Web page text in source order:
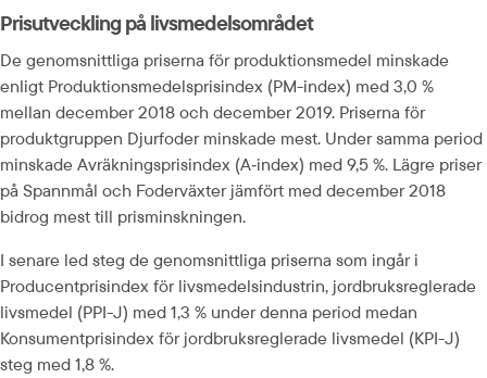
Prisutveckling på livsmedelsområdet
De genomsnittliga priserna för produktionsmedel minskade
enligt Produktionsmedelsprisindex (PM-index) med 3,0 %
mellan december 2018 och december 2019. Priserna för
produktgruppen Djurfoder minskade mest. Under samma period
minskade Avräkningsprisindex (A‑index) med 9,5 %. Lägre priser
på Spannmål och Foderväxter jämfört med december 2018
bidrog mest till prisminskningen.
I senare led steg de genomsnittliga priserna som ingår i
Producentprisindex för livsmedelsindustrin, jordbruksreglerade
livsmedel (PPI-J) med 1,3 % under denna period medan
Konsumentprisindex för jordbruksreglerade livsmedel (KPI-J)
steg med 1,8 %.